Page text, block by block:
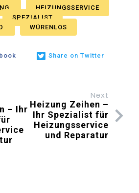
HEIZUNGSSERVICE
SPEZIALIST
WÜRENLOS
Share on Twitter
– Ihr
Next
Heizung Zeihen –
Ihr Spezialist für
Heizungsservice
und Reparatur